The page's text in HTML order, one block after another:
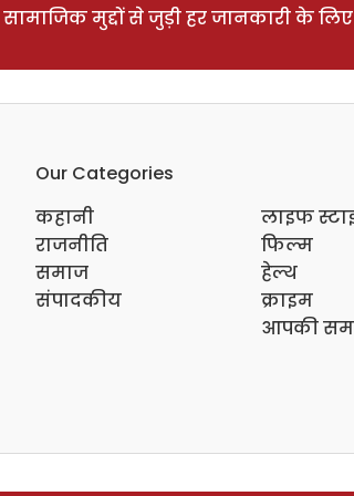
मुद्दों से जुड़ी हर जानकारी के
Our Categories
कहानी
राजनीति
समाज
संपादकीय
लाइफ
फिल्म
हेल्थ
क्राइम
आपकी